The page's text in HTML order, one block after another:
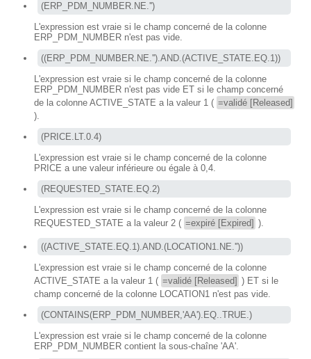
(ERP_PDM_NUMBER.NE.'')
L'expression est vraie si le champ concerné de la colonne
ERP_PDM_NUMBER n'est pas vide.
((ERP_PDM_NUMBER.NE.'').AND.(ACTIVE_STATE.EQ.1))
L'expression est vraie si le champ concerné de la colonne
ERP_PDM_NUMBER n'est pas vide ET si le champ concerné
de la colonne ACTIVE_STATE a la valeur 1 ( =validé [Released]
).
(PRICE.LT.0.4)
L'expression est vraie si le champ concerné de la colonne
PRICE a une valeur inférieure ou égale à 0,4.
(REQUESTED_STATE.EQ.2)
L'expression est vraie si le champ concerné de la colonne
REQUESTED_STATE a la valeur 2 ( =expiré [Expired] ).
((ACTIVE_STATE.EQ.1).AND.(LOCATION1.NE.''))
L'expression est vraie si le champ concerné de la colonne
ACTIVE_STATE a la valeur 1 ( =validé [Released] ) ET si le
champ concerné de la colonne LOCATION1 n'est pas vide.
(CONTAINS(ERP_PDM_NUMBER,'AA').EQ..TRUE.)
L'expression est vraie si le champ concerné de la colonne
ERP_PDM_NUMBER contient la sous-chaîne 'AA'.